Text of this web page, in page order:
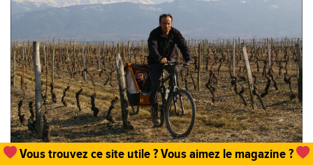
Unabonnement, une commande de numéroet hop,
vous permettez que tout cela existe !